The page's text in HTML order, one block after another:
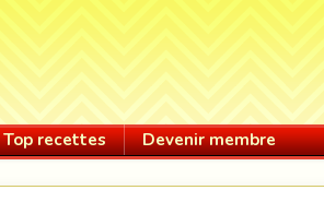
Top recettes Devenir membre